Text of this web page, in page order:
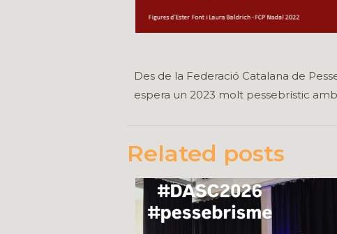
Des de la Federació Catalana de
espera un 2023 molt pessebrístic
Related posts